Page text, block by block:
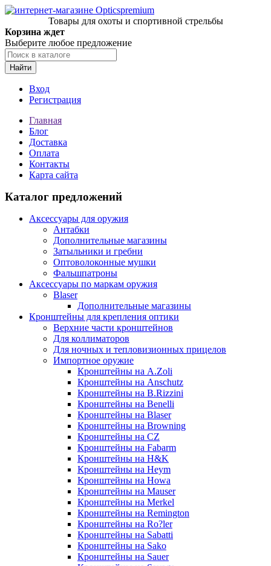
Товары для охоты и спортивной стрельбы
Корзина ждет
Выберите любое предложение
Найти
Вход
Регистрация
Главная
Блог
Доставка
Оплата
Контакты
Карта сайта
Каталог предложений
Аксессуары для оружия
Антабки
Дополнительные магазины
Затыльники и гребни
Оптоволоконные мушки
Фальшпатроны
Аксессуары по маркам оружия
Blaser
Дополнительные магазины
Кронштейны для крепления оптики
Верхние части кронштейнов
Для коллиматоров
Для ночных и тепловизионных прицелов
Импортное оружие
Кронштейны на A.Zoli
Кронштейны на Anschutz
Кронштейны на B.Rizzini
Кронштейны на Benelli
Кронштейны на Blaser
Кронштейны на Browning
Кронштейны на CZ
Кронштейны на Fabarm
Кронштейны на H&K
Кронштейны на Heym
Кронштейны на Howa
Кронштейны на Mauser
Кронштейны на Merkel
Кронштейны на Remington
Кронштейны на Ro?ler
Кронштейны на Sabatti
Кронштейны на Sako
Кронштейны на Sauer